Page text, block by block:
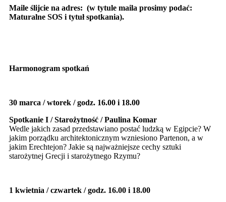
Maile ślijcie na adres: (w tytule maila prosimy podać:
Maturalne SOS i tytuł spotkania).
Harmonogram spotkań
30 marca / wtorek / godz. 16.00 i 18.00
Spotkanie I / Starożytność / Paulina Komar
Wedle jakich zasad przedstawiano postać ludzką w Egipcie? W
jakim porządku architektonicznym wzniesiono Partenon, a w
jakim Erechtejon? Jakie są najważniejsze cechy sztuki
starożytnej Grecji i starożytnego Rzymu?
1 kwietnia / czwartek /godz. 16.00 i 18.00